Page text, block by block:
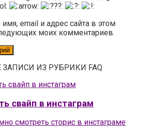
email и адрес сайта в этом
моих комментариев.
ИЗ РУБРИКИ FAQ
свайп в инстаграм